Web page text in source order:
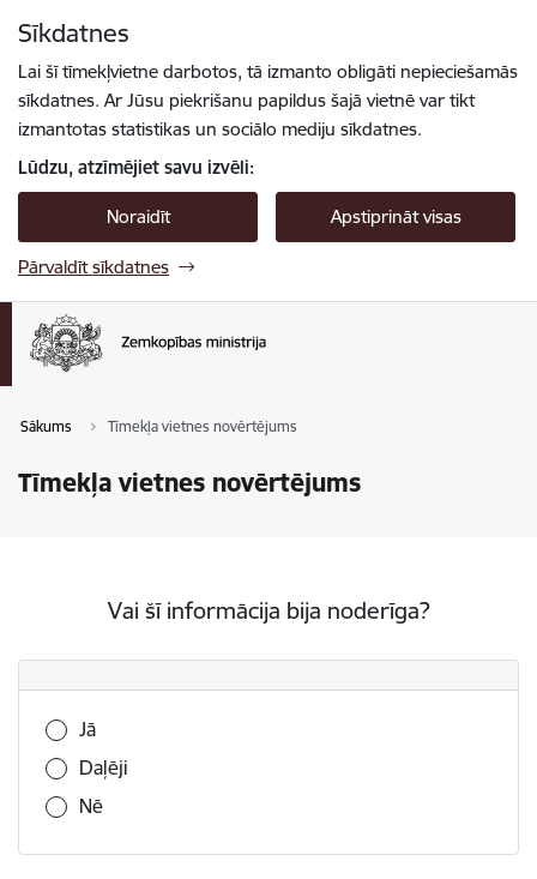
Sīkdatnes
Lai šī tīmekļvietne darbotos, tā izmanto obligāti nepieciešamās
sīkdatnes. Ar Jūsu piekrišanu papildus šajā vietnē var tikt
izmantotas statistikas un sociālo mediju sīkdatnes.
Lūdzu, atzīmējiet savu izvēli:
Noraidīt Apstiprināt visas
Pārvaldīt sīkdatnes
Sākums Tīmekļa vietnes novērtējums
Tīmekļa vietnes novērtējums
Vai šī informācija bija noderīga?
Vai šī informācija bija noderīga?
Jā
Daļēji
Nē